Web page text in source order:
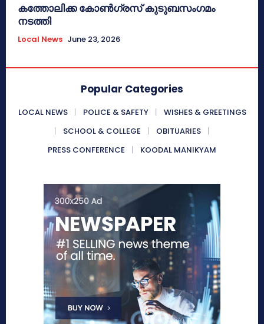
കത്തോലിക്ക കോൺഗ്രസ് കുടുബസംഗമം
നടത്തി
Local News June 23, 2026
Popular Categories
LOCAL NEWS POLICE & SAFETY
WISHES & GREETINGS
SCHOOL & COLLEGE
OBITUARIES
PRESS CONFERENCE
KOODAL MANIKYAM